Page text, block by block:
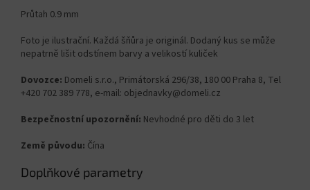
Průtah 0.9 mm
Foto je ilustrační. Každá šňůra je originál. Dodaný kus se může
nepatrně lišit odstínem barvy a velikostí kuliček
Dovozce: Domeli s.r.o., Primátorská 296/38, 180 00 Praha 8, Tel
+420 702 389 778, e-mail: objednavky@domeli.cz
Bezpečnostní upozornění: Nevhodné pro děti do 3 let
Země původu: Čína
Doplňkové parametry